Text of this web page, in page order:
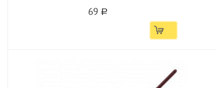
69 a